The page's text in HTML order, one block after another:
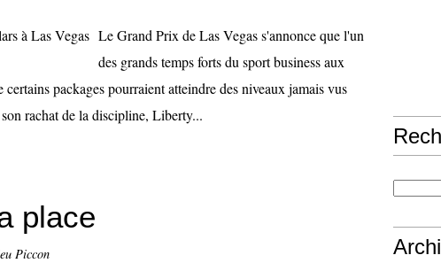
Le Grand Prix de Las Vegas s'annonce que l'un
des grands temps forts du sport business aux
packages pourraient atteindre des niveaux jamais vus
rachat de la discipline, Liberty...
place
Piccon